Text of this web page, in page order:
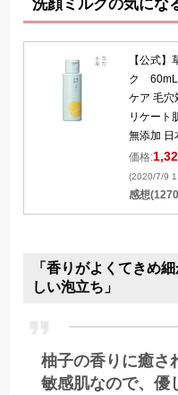
洗顔ミルクの気にな
【公式
ク 60mL
ケア 毛穴
リケート
無添加 日
価格:
(2020/7/9
感想
「香りがよくてきめ
しい泡立ち」
柚子の香りに癒さ
敏感肌なので、優